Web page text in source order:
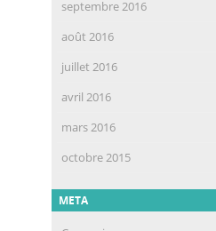
septembre 2016
août 2016
juillet 2016
avril 2016
mars 2016
octobre 2015
META